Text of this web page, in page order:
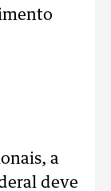
a
deve